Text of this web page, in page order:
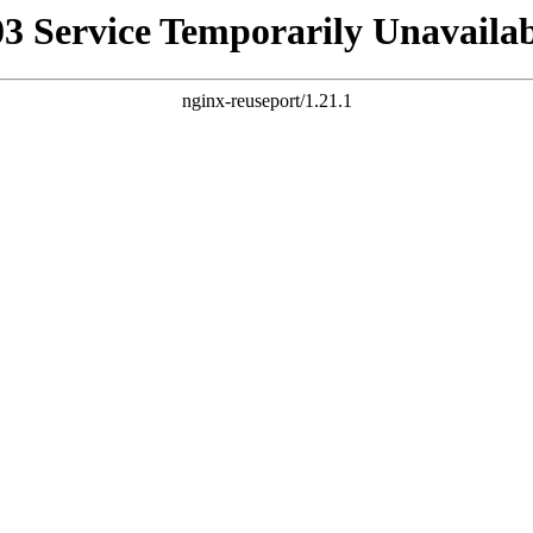
Service Temporarily
nginx-reuseport/1.21.1